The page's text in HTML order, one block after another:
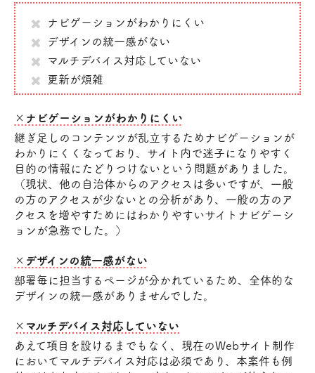
ナビゲーションがわかりにくい
デザインの統一感がない
マルチデバイス対応していない
更新が煩雑
×ナビゲーションがわかりにくい
継ぎ足しのコンテンツが乱立するためナビゲーションが
わかりにくくなっており、サイト内で迷子になりやすく
目的の情報にたどりつけないという問題がありました。
（現状、他の自治体からのアクセスは多いですが、一般
の方のアクセスが少ないとの分析があり、一般の方のア
クセスを増やすためにはわかりやすいサイトナビゲーシ
ョンが急務でした。）
×デザインの統一感がない
部署毎に担当するページが分かれているため、全体的な
デザインの統一感がありませんでした。
×マルチデバイス対応していない
あえて項目を設けるまでもなく、現在のWebサイト制作
においてマルチデバイス対応は必須であり、本案件も例